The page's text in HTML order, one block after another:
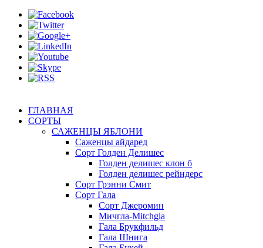
ГЛАВНАЯ
СОРТЫ
САЖЕНЦЫ ЯБЛОНИ
Саженцы айдаред
Сорт Голден Делишес
Голден делишес клон б
Голден делишес рейндерс
Сорт Грэнни Смит
Сорт Гала
Сорт Джеромин
Мичгла-Mitchgla
Гала Брукфильд
Гала Шнига